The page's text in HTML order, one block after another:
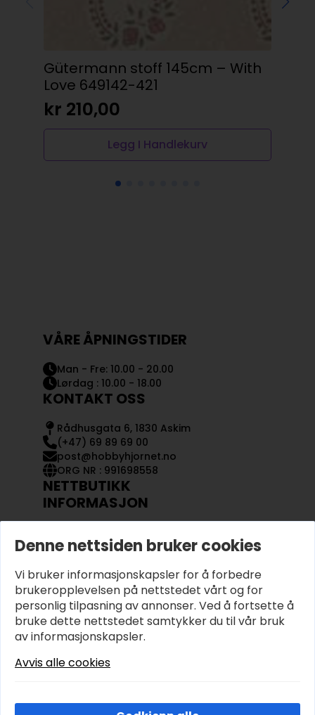
Gütermann stoff 145cm – With
Love 649142-421
kr 210,00
Legg I Handlekurv
VÅRE ÅPNINGSTIDER
Man - Fre: 10.00 - 20.00
Lørdag : 10.00 - 18.00
KONTAKT OSS
Rådhusgata 6, 1830 Askim
(+47) 69 89 69 00
post@hobbyhjornet.no
ORG NR : 991698558
NETTBUTIKK
INFORMASJON
OM OSS
KJØPSVILKÅR OG BETINGELSER
PERSONVERN
Denne nettsiden bruker cookies
Vi bruker informasjonskapsler for å forbedre
brukeropplevelsen på nettstedet vårt og for
personlig tilpasning av annonser. Ved å fortsette å
bruke dette nettstedet samtykker du til vår bruk
av informasjonskapsler.
Avvis alle cookies